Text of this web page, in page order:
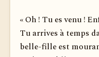
« Oh ! Tu es venu !
Tu arrives à temps
belle-fille est